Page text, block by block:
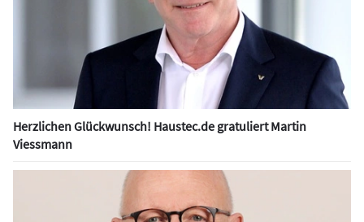
Herzlichen Glückwunsch! Haustec.de gratuliert Martin
Viessmann